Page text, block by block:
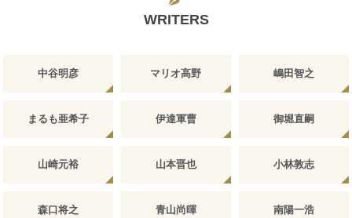
WRITERS
中谷明彦 マリオ高野 嶋田智之
まるも亜希子 伊達軍曹 御堀直嗣
山崎元裕 山本晋也 小林敦志
森口将之 青山尚暉 南陽一浩